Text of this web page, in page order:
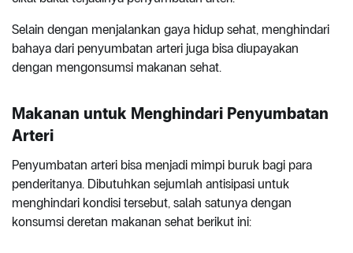
Selain dengan menjalankan gaya hidup sehat, menghindari
bahaya dari penyumbatan arteri juga bisa diupayakan
dengan mengonsumsi makanan sehat.
Makanan untuk Menghindari Penyumbatan
Arteri
Penyumbatan arteri bisa menjadi mimpi buruk bagi para
penderitanya. Dibutuhkan sejumlah antisipasi untuk
menghindari kondisi tersebut, salah satunya dengan
konsumsi deretan makanan sehat berikut ini: